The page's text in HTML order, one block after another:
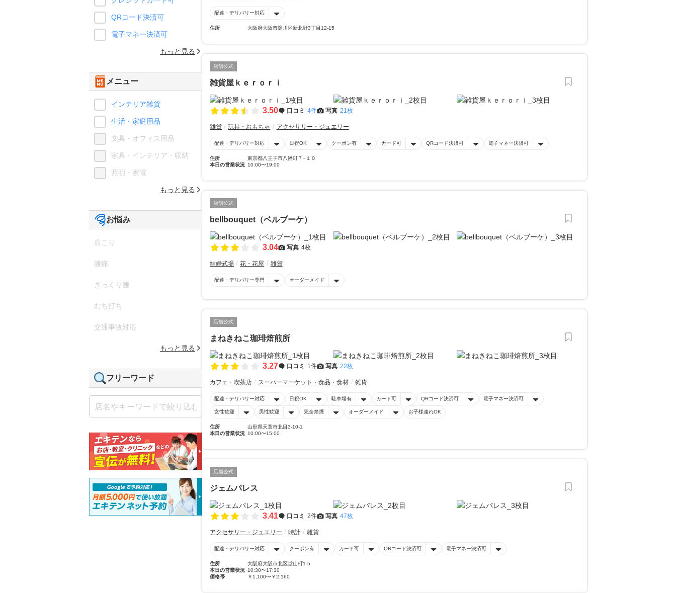
配達・デリバリー対応
住所 大阪府大阪市淀川区新北野3丁目12-15
店舗公式
雑貨屋ｋｅｒｏｒｉ
3.50 口コミ 4件 写真 21枚
雑貨 玩具・おもちゃ アクセサリー・ジュエリー
配達・デリバリー対応 日祝OK クーポン有 カード可 QRコード決済可 電子マネー決済可
住所
東京都八王子市八幡町７−１０
本日の営業状況 10:00〜19:00
店舗公式
bellbouquet（ベルブーケ）
3.04 写真 4枚
結婚式場 花・花屋 雑貨
配達・デリバリー専門 オーダーメイド
店舗公式
まねきねこ珈琲焙煎所
3.27 口コミ 1件 写真 22枚
カフェ・喫茶店 スーパーマーケット・食品・食材 雑貨
配達・デリバリー対応 日祝OK 駐車場有 カード可 QRコード決済可 電子マネー決済可
女性歓迎 男性歓迎 完全禁煙 オーダーメイド お子様連れOK
住所
山形県天童市北目3-10-1
本日の営業状況 10:00〜15:00
店舗公式
ジェムパレス
3.41 口コミ 2件 写真 47枚
アクセサリー・ジュエリー 時計 雑貨
配達・デリバリー対応 クーポン有 カード可 QRコード決済可 電子マネー決済可
住所
大阪府大阪市北区堂山町1-5
本日の営業状況 10:30〜17:30
価格帯
￥1,100〜￥2,160
QRコード決済可
電子マネー決済可
もっと見る
メニュー
インテリア雑貨
生活・家庭用品
文具・オフィス用品
家具・インテリア・収納
照明・家電
もっと見る
お悩み
肩こり
腰痛
ぎっくり腰
むち打ち
交通事故対応
もっと見る
フリーワード